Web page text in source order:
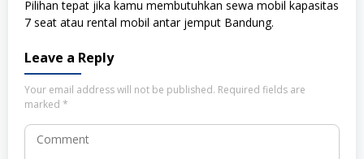
Pilihan tepat jika kamu membutuhkan sewa mobil kapasitas
7 seat atau rental mobil antar jemput Bandung.
Leave a Reply
Your email address will not be published. Required fields are
marked *